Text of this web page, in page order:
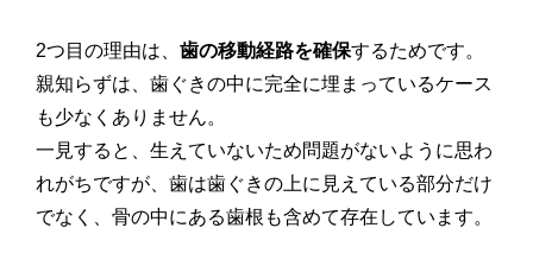
2つ目の理由は、歯の移動経路を確保するためです。
親知らずは、歯ぐきの中に完全に埋まっているケース
も少なくありません。
一見すると、生えていないため問題がないように思わ
れがちですが、歯は歯ぐきの上に見えている部分だけ
でなく、骨の中にある歯根も含めて存在しています。